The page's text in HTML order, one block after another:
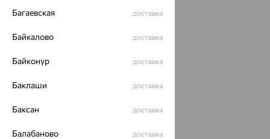
Багаевская доставка
Байкалово доставка
Байконур доставка
Баклаши доставка
Баксан доставка
Балабаново доставка